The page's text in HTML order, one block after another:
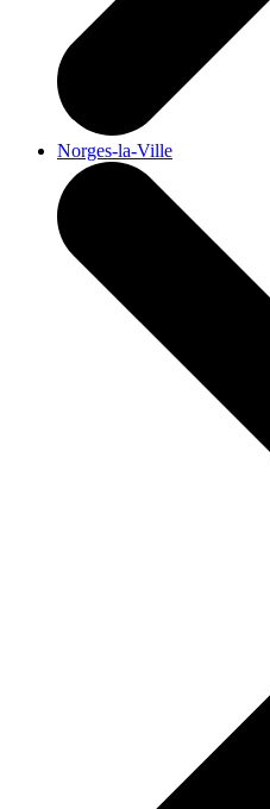
Norges-la-Ville